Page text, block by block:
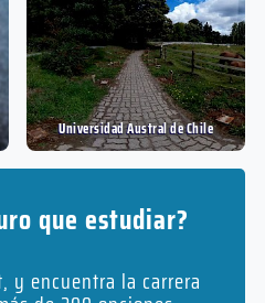
Universidad Austral de Chile
que estudiar?
y encuentra la carrera